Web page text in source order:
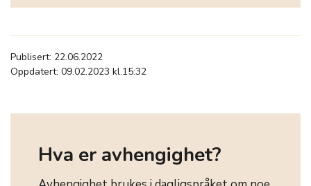
Publisert: 22.06.2022
Oppdatert: 09.02.2023 kl.15:32
Hva er avhengighet?